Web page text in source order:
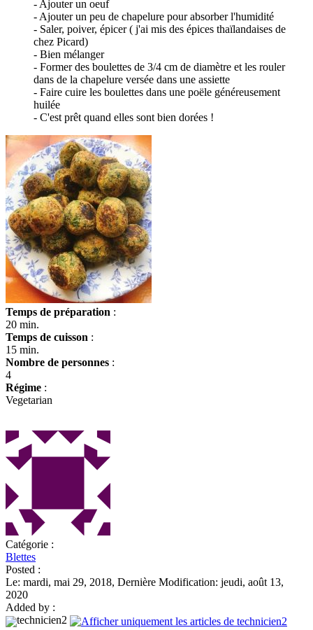
- Ajouter un oeuf
- Ajouter un peu de chapelure pour absorber l'humidité
- Saler, poiver, épicer ( j'ai mis des épices thaïlandaises de
chez Picard)
- Bien mélanger
- Former des boulettes de 3/4 cm de diamètre et les rouler
dans de la chapelure versée dans une assiette
- Faire cuire les boulettes dans une poële généreusement
huilée
- C'est prêt quand elles sont bien dorées !
Temps de préparation :
20 min.
Temps de cuisson :
15 min.
Nombre de personnes :
4
Régime :
Vegetarian
Catégorie :
Blettes
Posted :
Le: mardi, mai 29, 2018, Dernière Modification: jeudi, août 13,
2020
Added by :
technicien2